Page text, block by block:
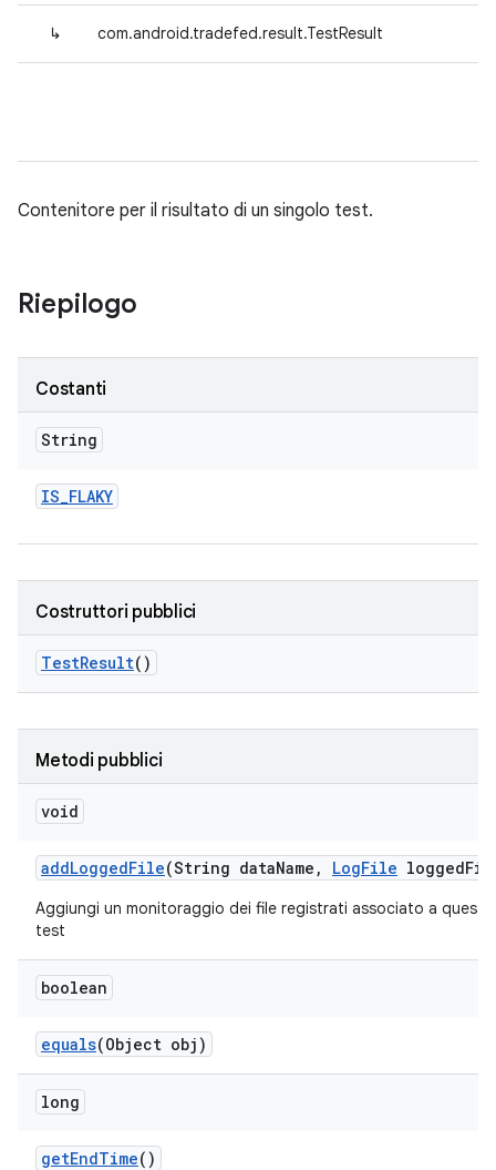
↳ com.android.tradefed.result.TestResult
Contenitore per il risultato di un singolo test.
Riepilogo
Costanti
String
IS_FLAKY
Costruttori pubblici
TestResult()
Metodi pubblici
void
addLoggedFile(String dataName , LogFile logged
Aggiungi un monitoraggio dei file registrati associato a
test
boolean
equals(Object obj)
long
getEndTime()